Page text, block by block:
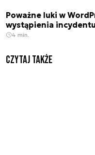
Poważne luki w
wystąpienia
4 min.
Czytaj także